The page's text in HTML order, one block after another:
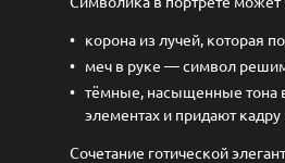
корона из лучей, которая
меч в руке — символ
тёмные, насыщенные тона
элементах и придают кадру
Сочетание готической